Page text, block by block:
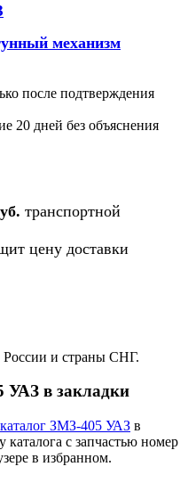
механизм
после подтверждения
20 дней без объяснения
транспортной
цену доставки
России и страны СНГ.
УАЗ в закладки
каталог ЗМЗ-405 УАЗ в
каталога с запчастью номер
в избранном.